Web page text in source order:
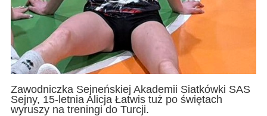
Zawodniczka Sejneńskiej Akademii Siatkówki SAS
Sejny, 15-letnia Alicja Łatwis tuż po świętach
wyruszy na treningi do Turcji.